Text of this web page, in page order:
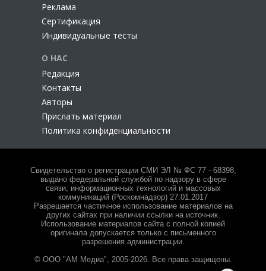
Реклама
Сертификация
Индивидуальные тесты
О НАС
Редакция
Контакты
Авторы
Прислать материал
Политика конфиденциальности
Свидетельство о регистрации СМИ ЭЛ № ФС 77 - 68398,
выдано федеральной службой по надзору в сфере
связи, информационных технологий и массовых
коммуникаций (Роскомнадзор) 27.01.2017
Разрешается частичное использование материалов на
других сайтах при наличии ссылки на источник.
Использование материалов сайта с полной копией
оригинала допускается только с письменного
разрешения администрации.
© ООО "АМ Медиа", 2005-2026. Все права защищены.